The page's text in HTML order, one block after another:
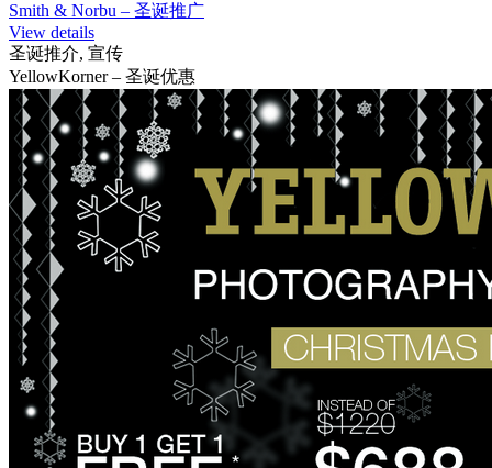
Smith & Norbu – 圣诞推广
View details
圣诞推介, 宣传
YellowKorner – 圣诞优惠